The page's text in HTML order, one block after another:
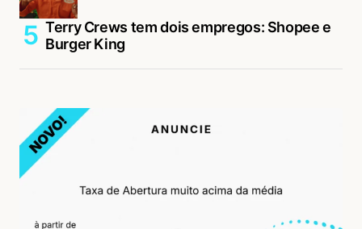
Terry Crews tem dois empregos: Shopee e
Burger King